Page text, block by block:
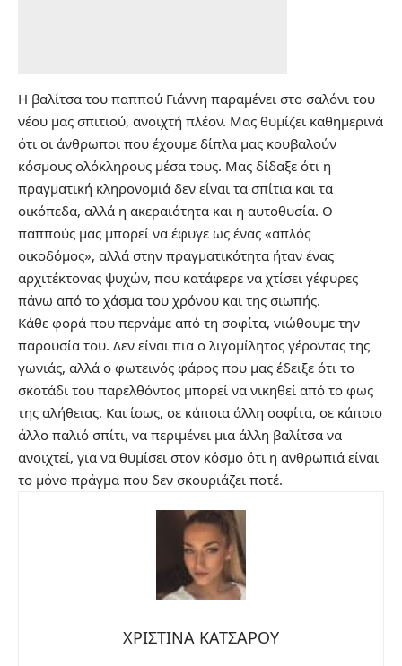
Η βαλίτσα του παππού Γιάννη παραμένει στο σαλόνι του
νέου μας σπιτιού, ανοιχτή πλέον. Μας θυμίζει καθημερινά
ότι οι άνθρωποι που έχουμε δίπλα μας κουβαλούν
κόσμους ολόκληρους μέσα τους. Μας δίδαξε ότι η
πραγματική κληρονομιά δεν είναι τα σπίτια και τα
οικόπεδα, αλλά η ακεραιότητα και η αυτοθυσία. Ο
παππούς μας μπορεί να έφυγε ως ένας «απλός
οικοδόμος», αλλά στην πραγματικότητα ήταν ένας
αρχιτέκτονας ψυχών, που κατάφερε να χτίσει γέφυρες
πάνω από το χάσμα του χρόνου και της σιωπής.
Κάθε φορά που περνάμε από τη σοφίτα, νιώθουμε την
παρουσία του. Δεν είναι πια ο λιγομίλητος γέροντας της
γωνιάς, αλλά ο φωτεινός φάρος που μας έδειξε ότι το
σκοτάδι του παρελθόντος μπορεί να νικηθεί από το φως
της αλήθειας. Και ίσως, σε κάποια άλλη σοφίτα, σε κάποιο
άλλο παλιό σπίτι, να περιμένει μια άλλη βαλίτσα να
ανοιχτεί, για να θυμίσει στον κόσμο ότι η ανθρωπιά είναι
το μόνο πράγμα που δεν σκουριάζει ποτέ.
ΧΡΙΣΤΙΝΑ ΚΑΤΣΑΡΟΥ